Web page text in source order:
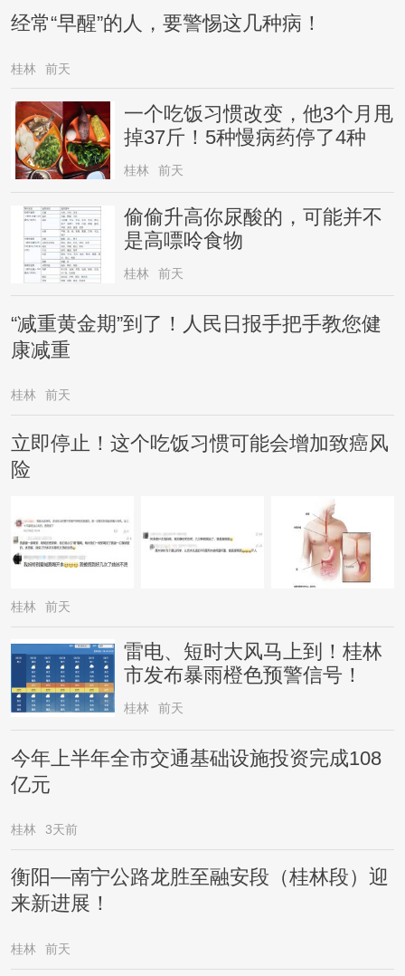
经常“早醒”的人，要警惕这几种病！
桂林 前天
一个吃饭习惯改变，他3个月甩
掉37斤！5种慢病药停了4种
桂林 前天
偷偷升高你尿酸的，可能并不
是高嘌呤食物
桂林 前天
“减重黄金期”到了！人民日报手把手教您健
康减重
桂林 前天
立即停止！这个吃饭习惯可能会增加致癌风
险
桂林 前天
雷电、短时大风马上到！桂林
市发布暴雨橙色预警信号！
桂林 前天
今年上半年全市交通基础设施投资完成108
亿元
桂林 3天前
衡阳—南宁公路龙胜至融安段（桂林段）迎
来新进展！
桂林 前天